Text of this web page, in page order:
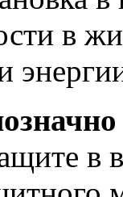
в
в